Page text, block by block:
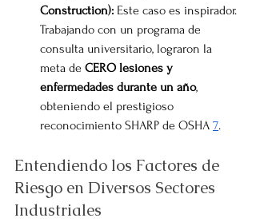
Construction): Este caso es inspirador.
Trabajando con un programa de
consulta universitario, lograron la
meta de CERO lesiones y
enfermedades durante un año,
obteniendo el prestigioso
reconocimiento SHARP de OSHA 7.
Entendiendo los Factores de
Riesgo en Diversos Sectores
Industriales